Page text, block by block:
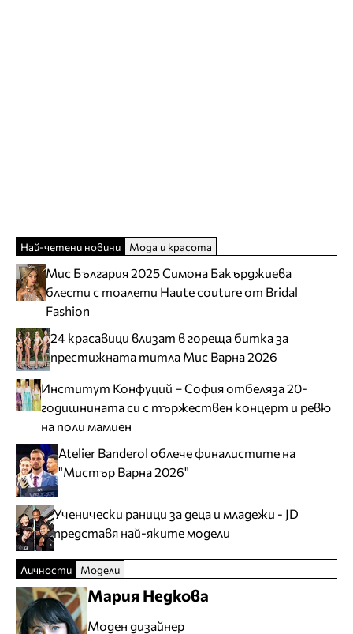
Най-четени новини Мода и красота
Мис България 2025 Симона Бакърджиева
блести с тоалети Haute couture от Bridal
Fashion
24 красавици влизат в гореща битка за
престижната титла Мис Варна 2026
Институт Конфуций – София отбеляза 20-
годишнината си с тържествен концерт и ревю
на поли мамиен
Atelier Banderol облече финалистите на
"Мистър Варна 2026"
Ученически раници за деца и младежи - JD
представя най-яките модели
Личности Модели
Мария Недкова
Моден дизайнер